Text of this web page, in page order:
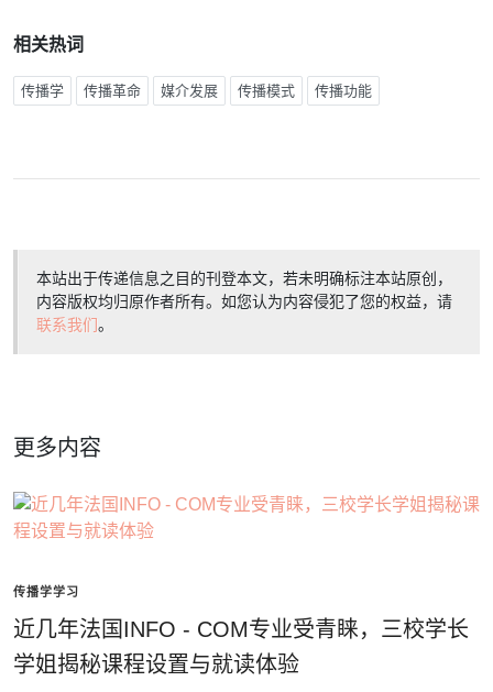
相关热词
传播学 传播革命 媒介发展 传播模式 传播功能
本站出于传递信息之目的刊登本文，若未明确标注本站原创，
内容版权均归原作者所有。如您认为内容侵犯了您的权益，请
联系我们。
更多内容
传播学学习
近几年法国INFO - COM专业受青睐，三校学长
学姐揭秘课程设置与就读体验